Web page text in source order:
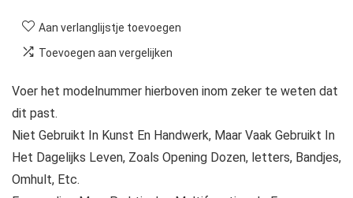
Aan verlanglijstje toevoegen
Toevoegen aan vergelijken
Voer het modelnummer hierboven inom zeker te weten dat
dit past.
Niet Gebruikt In Kunst En Handwerk, Maar Vaak Gebruikt In
Het Dagelijks Leven, Zoals Opening Dozen, letters, Bandjes,
Omhult, Etc.